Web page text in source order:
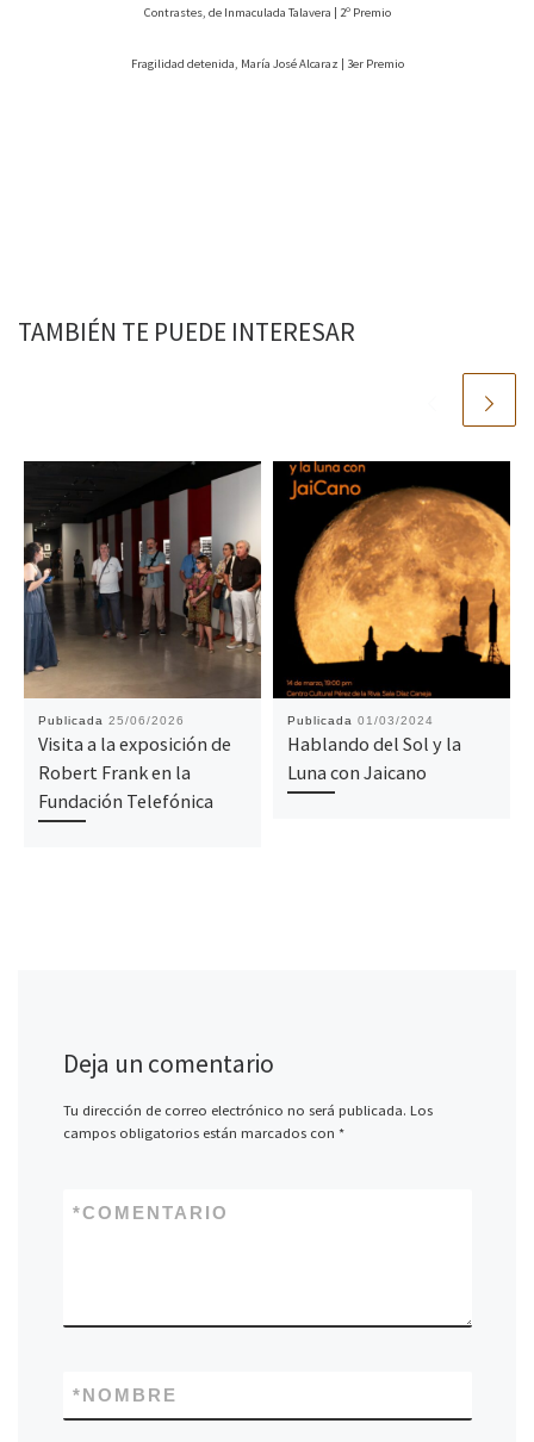
Contrastes, de Inmaculada Talavera | 2º Premio
Fragilidad detenida, María José Alcaraz | 3er Premio
TAMBIÉN TE PUEDE INTERESAR
Publicada 25/06/2026
Visita a la exposición de
Robert Frank en la
Fundación Telefónica
Publicada 01/03/2024
Hablando del Sol y la
Luna con Jaicano
Deja un comentario
Tu dirección de correo electrónico no será publicada. Los
campos obligatorios están marcados con *
COMENTARIO
*
NOMBRE
*